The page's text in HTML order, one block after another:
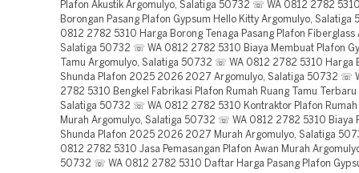
Plafon Akustik Argomulyo, Salatiga 50732 ☏ WA 0812 2782
Borongan Pasang Plafon Gypsum Hello Kitty Argomulyo,
0812 2782 5310 Harga Borong Tenaga Pasang Plafon Fiberglass
Salatiga 50732 ☏ WA 0812 2782 5310 Biaya Membuat Plafon
Tamu Argomulyo, Salatiga 50732 ☏ WA 0812 2782 5310 Harga
Shunda Plafon 2025 2026 2027 Argomulyo, Salatiga 50732 ☏
2782 5310 Bengkel Fabrikasi Plafon Rumah Ruang Tamu Terbaru
Salatiga 50732 ☏ WA 0812 2782 5310 Kontraktor Plafon Rumah
Murah Argomulyo, Salatiga 50732 ☏ WA 0812 2782 5310 Biaya
Shunda Plafon 2025 2026 2027 Murah Argomulyo, Salatiga
0812 2782 5310 Jasa Pemasangan Plafon Awan Murah
50732 ☏ WA 0812 2782 5310 Daftar Harga Pasang Plafon